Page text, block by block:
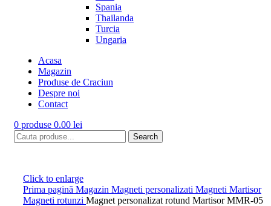
Spania
Thailanda
Turcia
Ungaria
Acasa
Magazin
Produse de Craciun
Despre noi
Contact
0 produse 0.00 lei
Search
Click to enlarge
Prima pagină Magazin Magneti personalizati Magneti Martisor
Magneti rotunzi Magnet personalizat rotund Martisor MMR-05